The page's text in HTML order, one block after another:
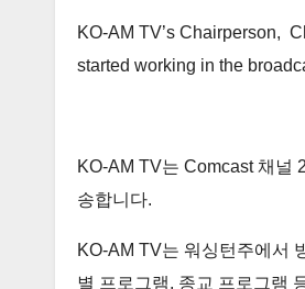
KO-AM TV’s Chairperson,
started working in the
KO-AM TV는 Comcast 채널
송합니다.
KO-AM TV는 워싱턴주에서
별 프로그램, 종교 프로그램